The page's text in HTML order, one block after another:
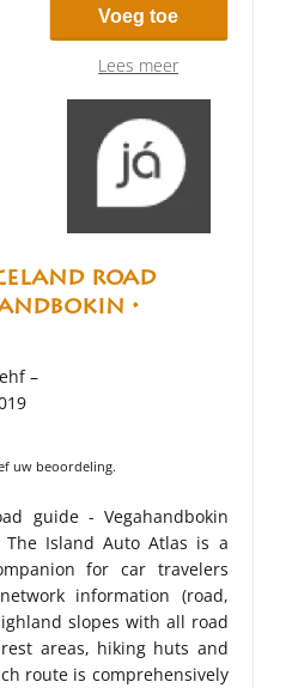
Voeg toe
Lees meer
road
•
–
uw beoordeling.
guide - Vegahandbokin
Island Auto Atlas is a
for car travelers
information (road,
slopes with all road
areas, hiking huts and
route is comprehensively